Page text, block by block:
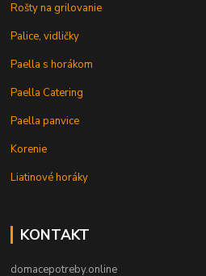
Rošty na grilovanie
Palice, vidličky
Paella s horákom
Paella Catering
Paella panvice
Korenie
Liatinové horáky
KONTAKT
domacepotreby.online